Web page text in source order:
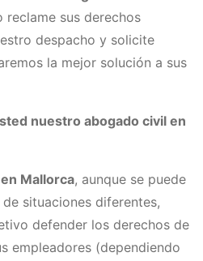
reclame sus derechos
despacho y solicite
la mejor solución a sus
nuestro abogado civil en
Mallorca​, aunque se puede
situaciones diferentes,
defender los derechos de
empleadores (dependiendo